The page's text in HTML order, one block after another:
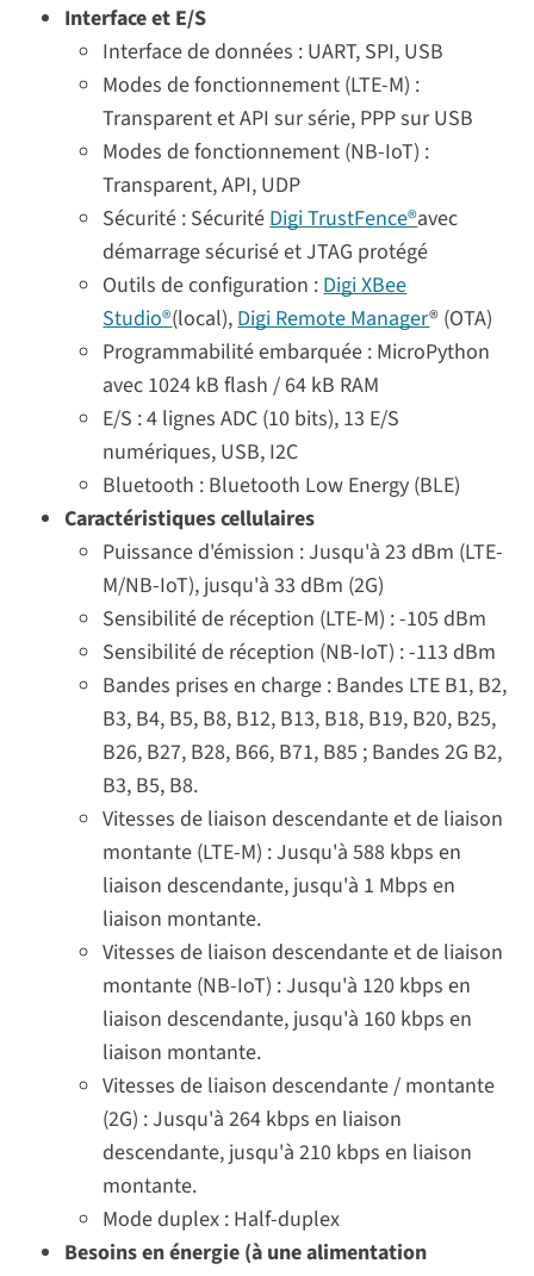
Interface et E/S
Interface de données : UART, SPI, USB
Modes de fonctionnement (LTE-M) :
Transparent et API sur série, PPP sur USB
Modes de fonctionnement (NB-IoT) :
Transparent, API, UDP
Sécurité : SécuritéDigi TrustFence®avec
démarrage sécurisé et JTAG protégé
Outils de configuration :Digi XBee
Studio®(local),Digi Remote Manager® (OTA)
Programmabilité embarquée : MicroPython
avec 1024 kB flash / 64 kB RAM
E/S : 4 lignes ADC (10 bits), 13 E/S
numériques, USB, I2C
Bluetooth : Bluetooth Low Energy (BLE)
Caractéristiques cellulaires
Puissance d'émission : Jusqu'à 23 dBm (LTE-
M/NB-IoT), jusqu'à 33 dBm (2G)
Sensibilité de réception (LTE-M) : -105 dBm
Sensibilité de réception (NB-IoT) : -113 dBm
Bandes prises en charge : Bandes LTE B1, B2,
B3, B4, B5, B8, B12, B13, B18, B19, B20, B25,
B26, B27, B28, B66, B71, B85 ; Bandes 2G B2,
B3, B5, B8.
Vitesses de liaison descendante et de liaison
montante (LTE-M) : Jusqu'à 588 kbps en
liaison descendante, jusqu'à 1 Mbps en
liaison montante.
Vitesses de liaison descendante et de liaison
montante (NB-IoT) : Jusqu'à 120 kbps en
liaison descendante, jusqu'à 160 kbps en
liaison montante.
Vitesses de liaison descendante / montante
(2G) : Jusqu'à 264 kbps en liaison
descendante, jusqu'à 210 kbps en liaison
montante.
Mode duplex : Half-duplex
Besoins en énergie (à une alimentation